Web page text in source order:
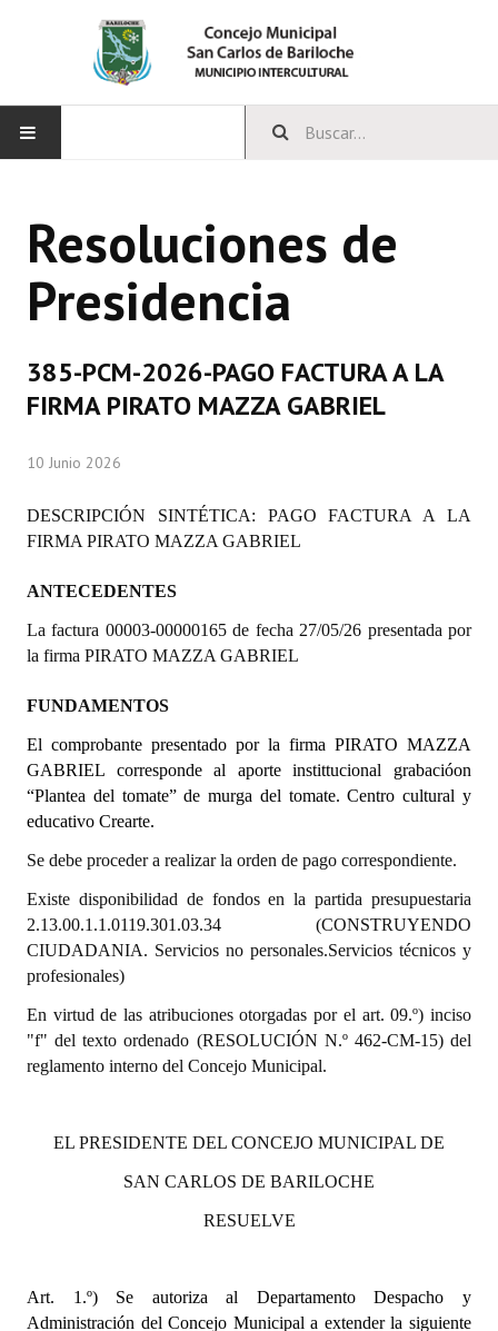
CONCEJO
Bloques Políticos
Comisiones Permanentes
Programas
Constitución Nacional
Constitución Provincial
Carta Orgánica 2007
Reglamento Interno
Digesto
Organigrama
DOCUMENTOS
Informes de Gestión
Dictámenes Asesoría Letrada
Informes de Unidad Coordinadora
Ejecución Presupuestaria
Actas de Audiencias Públicas
Comunicaciones
Resoluciones de
Presidencia
385-PCM-2026-PAGO FACTURA A LA
FIRMA PIRATO MAZZA GABRIEL
10 Junio 2026
DESCRIPCIÓN SINTÉTICA: PAGO FACTURA A LA
FIRMA PIRATO MAZZA GABRIEL
ANTECEDENTES
La factura 00003-00000165 de fecha 27/05/26 presentada por
la firma PIRATO MAZZA GABRIEL
FUNDAMENTOS
El comprobante presentado por la firma PIRATO MAZZA
GABRIEL corresponde al aporte instittucional grabacióon
“Plantea del tomate” de murga del tomate. Centro cultural y
educativo Crearte.
Se debe proceder a realizar la orden de pago correspondiente.
Existe disponibilidad de fondos en la partida presupuestaria
2.13.00.1.1.0119.301.03.34 (CONSTRUYENDO
CIUDADANIA. Servicios no personales.Servicios técnicos y
profesionales)
En virtud de las atribuciones otorgadas por el art. 09.º) inciso
"f" del texto ordenado (RESOLUCIÓN N.º 462-CM-15) del
reglamento interno del Concejo Municipal.
EL PRESIDENTE DEL CONCEJO MUNICIPAL DE
SAN CARLOS DE BARILOCHE
RESUELVE
Art. 1.º) Se autoriza al Departamento Despacho y
Administración del Concejo Municipal a extender la siguiente